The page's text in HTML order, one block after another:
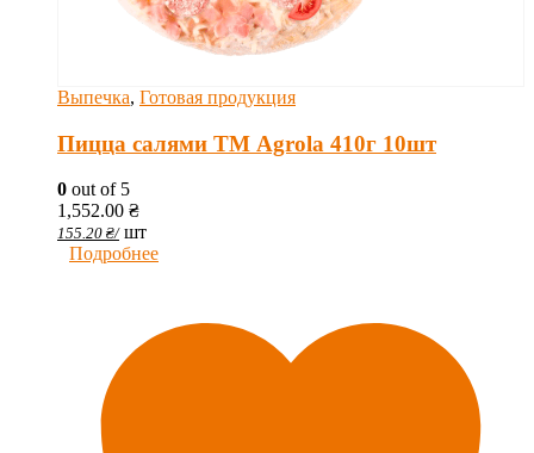
Выпечка, Готовая продукция
Пицца салями ТМ Agrola 410г 10шт
0 out of 5
1,552.00 ₴
155.20 ₴/ шт
Подробнее